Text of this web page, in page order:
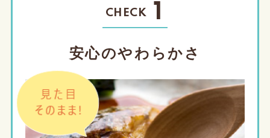
CHECK 1
安心のやわらかさ